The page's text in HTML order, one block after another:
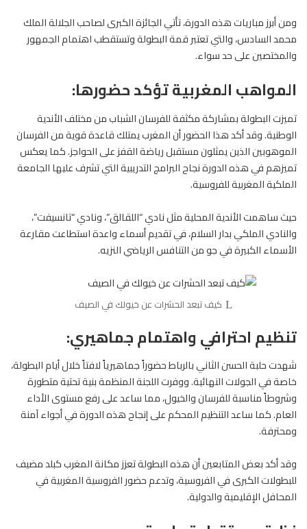
ومن أبرز مباريات هذه الدورة، تأتي الجائزة الكبرى لصاحب الجلالة الملك
محمد السادس، والتي تعتبر قمة البطولة وتستقطب اهتمام الجمهور
والمختصين على حد سواء.
المواهب المغربية تؤكد حضورها:
تميزت البطولة بمشاركة مكثفة للفرسان الشباب من مختلف الأندية
الوطنية. وقد أكد هذا الحضور أن المغرب يمتلك قاعدة قوية من الفرسان
الموهوبين الذين يمثلون مستقبل رياضة القفز على الحواجز. كما يعكس
تميزهم في هذه الدورة نجاح البرامج التدريبية التي تشرف عليها الجامعة
الملكية المغربية للفروسية.
حيث ساهمت الأندية المحلية مثل نادي “اللقالق”، ونادي “تانسيفت”،
والنادي الملكي بدار السلام، في تقديم أسماء واعدة استطاعت مقارعة
الأسماء الكبيرة في جو من التنافس الرياضي النزيه.
كيف تبعد الحشرات عن خيولك في الصيف
تنظيم احترافي واهتمام جماهيري:
شهدت حلبة الحسن الثاني بالرباط حضوراً جماهيرياً لافتاً خلال أيام البطولة،
خاصة في الجولات النهائية. ووفرت اللجنة المنظمة بنية تحتية متطورة
وشروطاً مناسبة للفرسان والخيول، مما ساعد على رفع مستوى الأداء
العام. كما ساعد التنظيم المحكم على إنجاح هذه الدورة في أجواء آمنة
ومحترفة.
وقد أكد بعض المتابعين أن هذه البطولة تعزز مكانة المغرب كبلد مضيف
للبطولات الكبرى فيالفروسية، وتدعم حضور الفروسية المغربية في
المحافل الإقليمية والدولية.